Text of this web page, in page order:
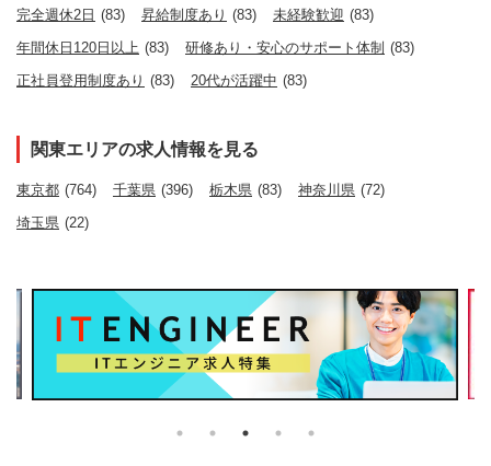
完全週休2日 (83) 昇給制度あり (83) 未経験歓迎 (83)
年間休日120日以上 (83) 研修あり・安心のサポート体制 (83)
正社員登用制度あり (83) 20代が活躍中 (83)
関東エリアの求人情報を見る
東京都 (764) 千葉県 (396) 栃木県 (83) 神奈川県 (72)
埼玉県 (22)